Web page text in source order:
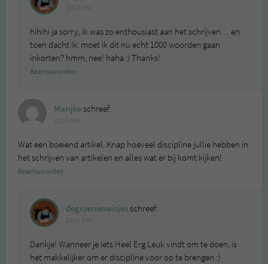
hihihi ja sorry, ik was zo enthousiast aan het schrijven… en
toen dacht ik: moet ik dit nu echt 1000 woorden gaan
inkorten? hmm, nee! haha :) Thanks!
Beantwoorden
Marijkeschreef:
Wat een boeiend artikel. Knap hoeveel discipline jullie hebben in
het schrijven van artikelen en alles wat er bij komt kijken!
Beantwoorden
degroenemeisjesschreef:
Dankje! Wanneer je iets Heel Erg Leuk vindt om te doen, is
het makkelijker om er discipline voor op te brengen :)